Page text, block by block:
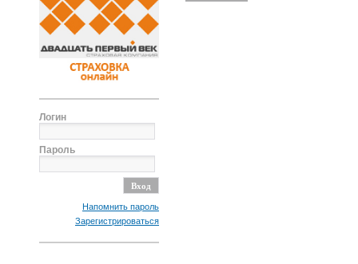
Логин
Пароль
Напомнить пароль
Зарегистрироваться